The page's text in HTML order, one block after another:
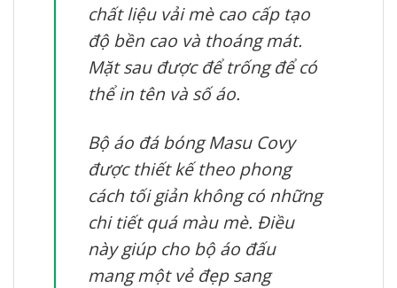
chất liệu vải mè cao cấp tạo
độ bền cao và thoáng mát.
Mặt sau được để trống để có
thể in tên và số áo.
Bộ áo đá bóng Masu Covy
được thiết kế theo phong
cách tối giản không có những
chi tiết quá màu mè. Điều
này giúp cho bộ áo đấu
mang một vẻ đẹp sang